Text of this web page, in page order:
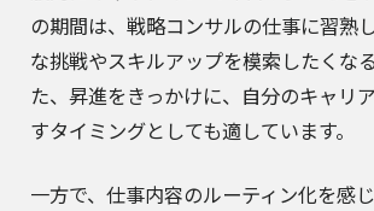
の期間は、戦略コンサルの仕事に習熟
な挑戦やスキルアップを模索したくな
た、昇進をきっかけに、自分のキャリ
すタイミングとしても適しています。
一方で、仕事内容のルーティン化を感